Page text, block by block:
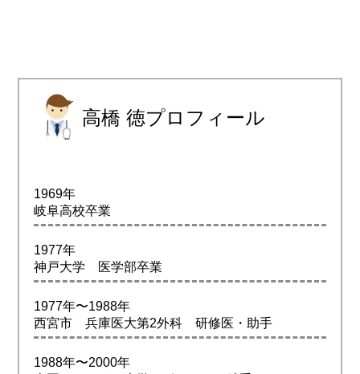
高橋 徳プロフィール
1969年
岐阜高校卒業
1977年
神戸大学 医学部卒業
1977年〜1988年
西宮市 兵庫医大第2外科 研修医・助手
1988年〜2000年